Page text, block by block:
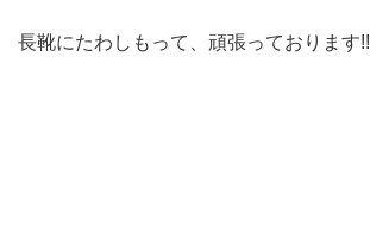
長靴にたわしもって、頑張っております!!